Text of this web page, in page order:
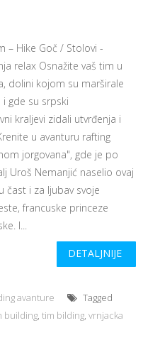
– Hike Goč / Stolovi -
relax Osnažite vaš tim u
dolini kojom su marširale
i gde su srpski
kraljevi zidali utvrđenja i
u avanturu rafting
jorgovana", gde je po
Uroš Nemanjić naselio ovaj
čast i za ljubav svoje
francuske princeze
I...
DETALJNIJE
avanture
Tagged
building, tim bilding, vrnjacka